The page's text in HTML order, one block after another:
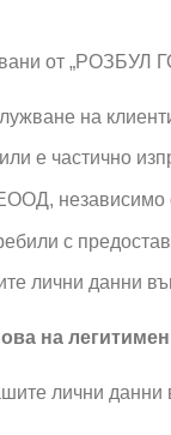
от
на
е частично
независимо
с
лични данни
на
лични